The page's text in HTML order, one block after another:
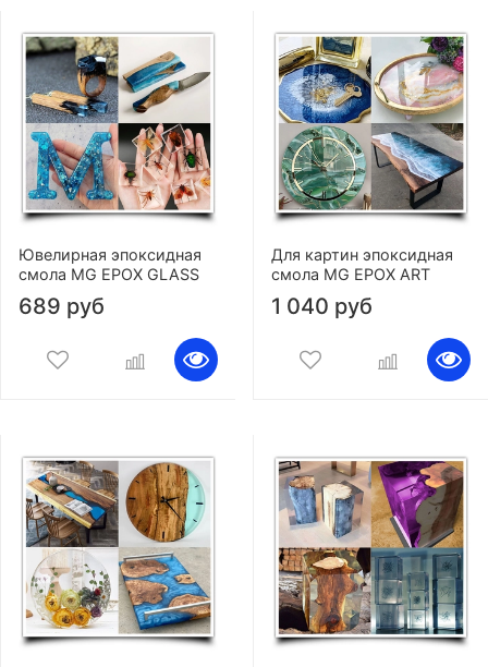
Ювелирная эпоксидная
смола MG EPOX GLASS
689 руб
Для картин эпоксидная
смола MG EPOX ART
1 040 руб